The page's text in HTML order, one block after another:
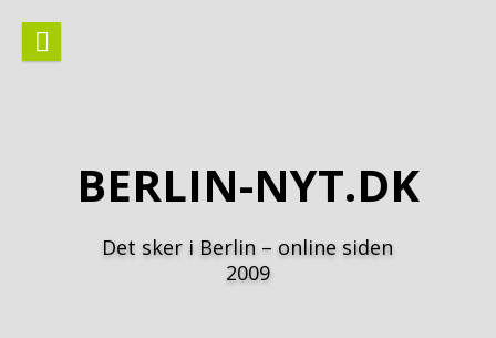
indhold
BERLIN-NYT.DK
Det sker i Berlin – online siden
2009